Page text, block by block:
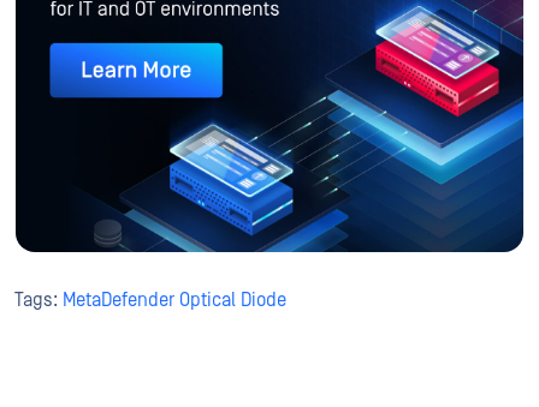
Tags: MetaDefender Optical Diode